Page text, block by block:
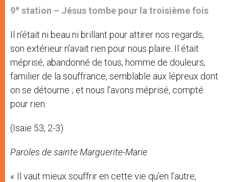
9e station – Jésus tombe pour la troisième fois
Il n’était ni beau ni brillant pour attirer nos regards,
son extérieur n’avait rien pour nous plaire. Il était
méprisé, abandonné de tous, homme de douleurs,
familier de la souffrance, semblable aux lépreux dont
on se détourne ; et nous l’avons méprisé, compté
pour rien.
(Isaïe 53, 2-3)
Paroles de sainte Marguerite-Marie
« Il vaut mieux souffrir en cette vie qu’en l’autre,